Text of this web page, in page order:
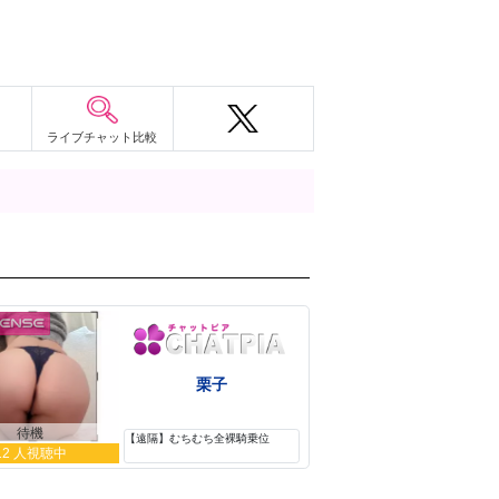
ライブチャット比較
待機
人視聴中
栗子
【遠隔】むちむち全裸騎乗位